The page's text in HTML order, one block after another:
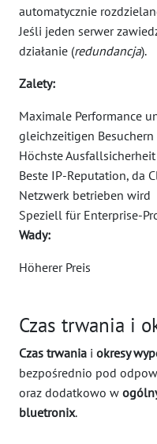
automatycznie
Jeśli jeden serwer
działanie (redundancja).
Zalety:
Maximale Performance
gleichzeitigen Besuchern
Höchste
Beste IP-Reputation, da
Netzwerk betrieben wird
Speziell für Enterprise-
Wady:
Höherer Preis
Czas trwania i
Czas trwania i okresy
bezpośrednio pod
oraz dodatkowo w
bluetronix.